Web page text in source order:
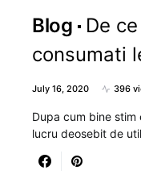
Blog
De
consumati
July 16, 2020 396
Dupa cum bine
lucru deosebit de